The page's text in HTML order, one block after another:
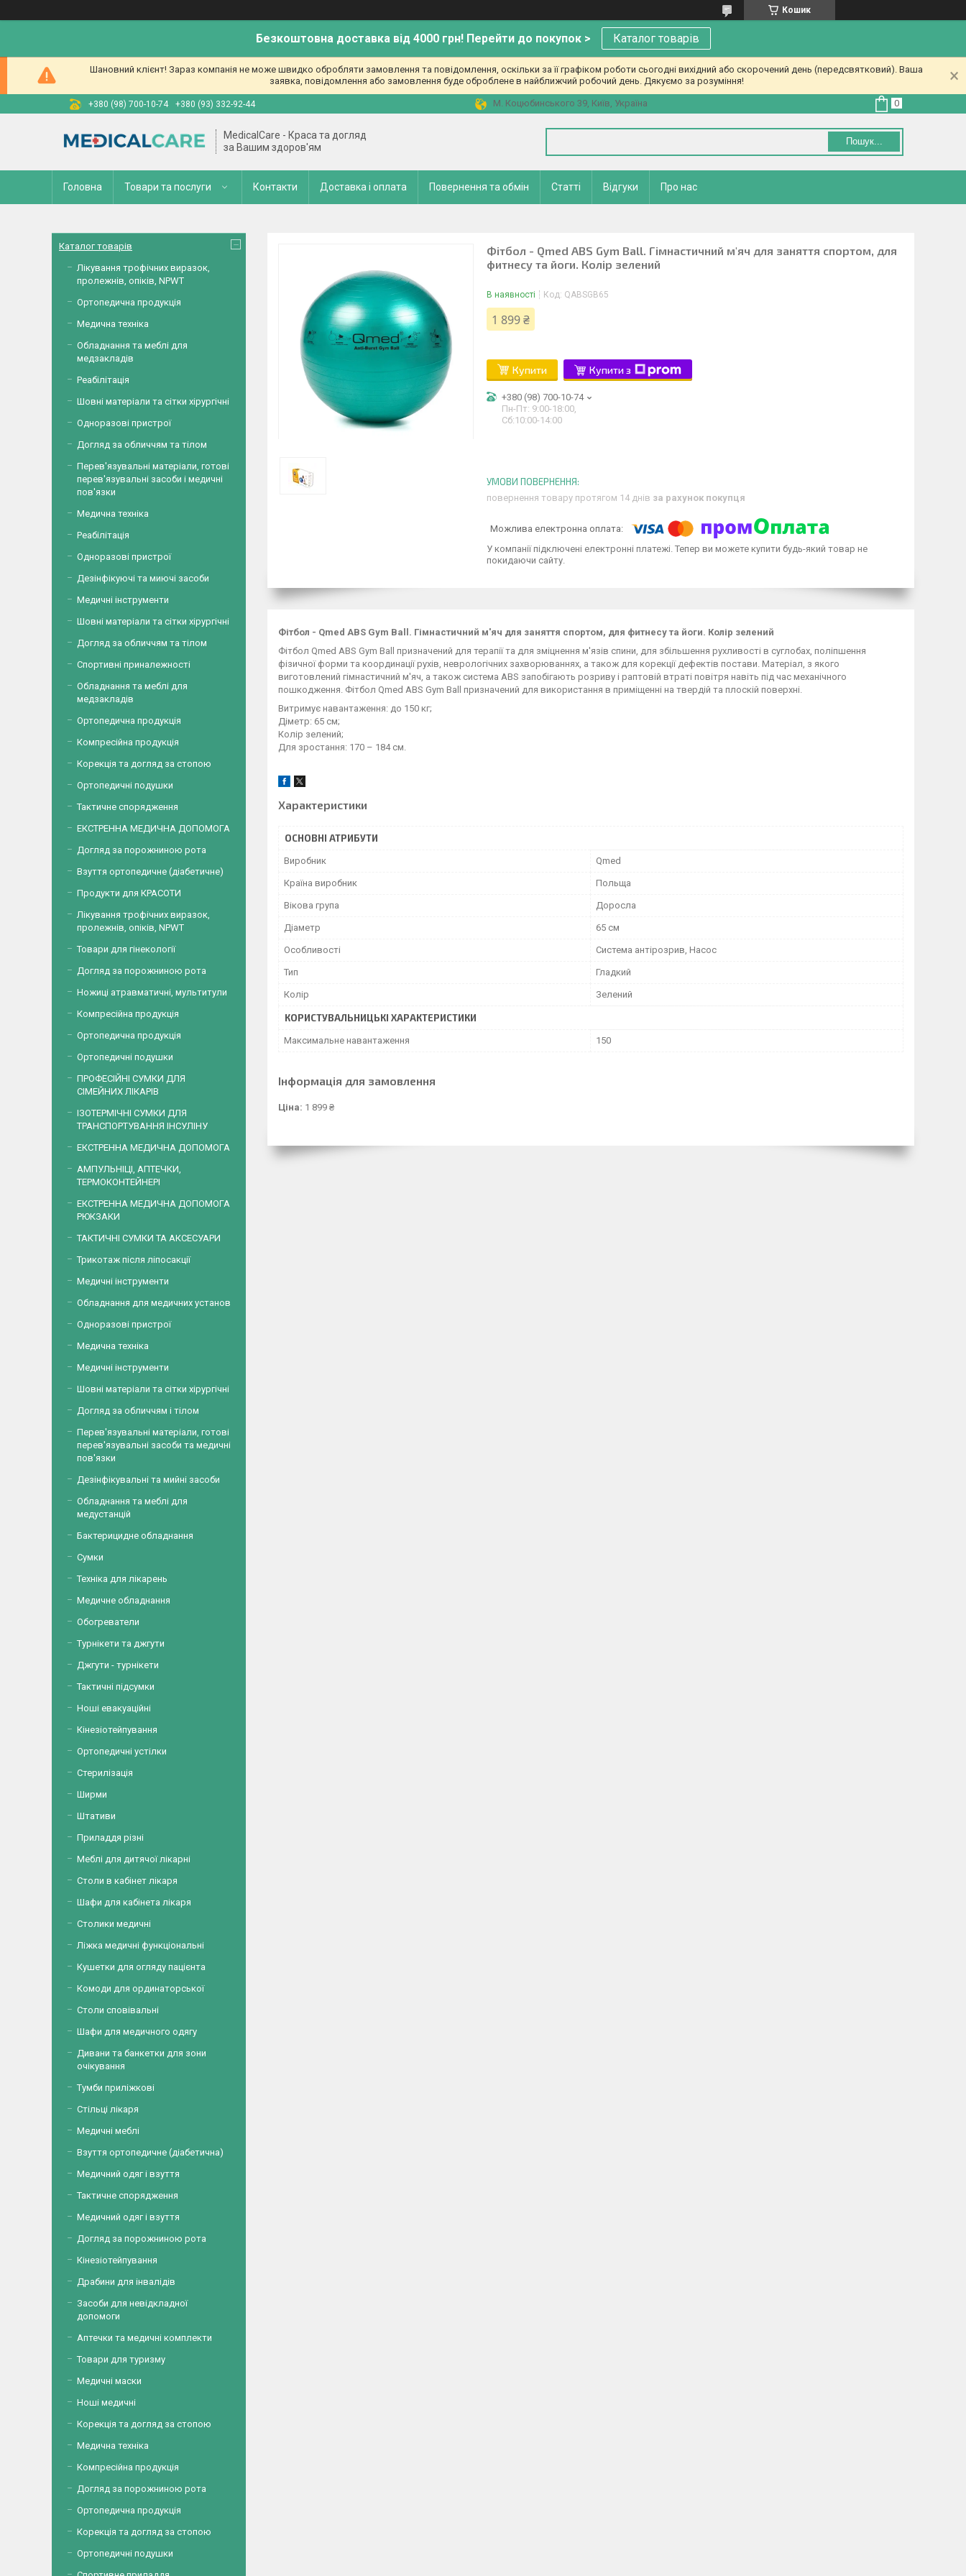
Кошик
Безкоштовна доставка від 4000 грн! Перейти до покупок > Каталог товарів
Шановний клієнт! Зараз компанія не може швидко обробляти замовлення та повідомлення, оскільки за її графіком роботи сьогодні вихідний або скорочений день (передсвятковий). Ваша
заявка, повідомлення або замовлення буде оброблене в найближчий робочий день. Дякуємо за розуміння!
+380 (98) 700-10-74 +380 (93) 332-92-44 М. Коцюбинського 39, Київ, Україна
MedicalCare - Краса та догляд
за Вашим здоров'ям
Пошук...
Головна Товари та послуги Контакти Доставка і оплата Повернення та обмін Статті Відгуки Про нас
Фітбол - Qmed ABS Gym Ball. Гімнастичний м'яч для заняття спортом, для
фитнесу та йоги. Колір зелений
В наявності Код: QABSGB65
1 899 ₴
Купити Купити з
+380 (98) 700-10-74
Пн-Пт: 9:00-18:00,
Сб:10:00-14:00
повернення товару протягом 14 днів за рахунок покупця
У компанії підключені електронні платежі. Тепер ви можете купити будь-який товар не
покидаючи сайту.
Фітбол - Qmed ABS Gym Ball. Гімнастичний м'яч для заняття спортом, для фитнесу та йоги. Колір зелений
Фітбол Qmed ABS Gym Ball призначений для терапії та для зміцнення м'язів спини, для збільшення рухливості в суглобах, поліпшення
фізичної форми та координації рухів, неврологічних захворюваннях, а також для корекції дефектів постави. Матеріал, з якого
виготовлений гімнастичний м'яч, а також система ABS запобігають розриву і раптовій втраті повітря навіть під час механічного
пошкодження. Фітбол Qmed ABS Gym Ball призначений для використання в приміщенні на твердій та плоскій поверхні.
Витримує навантаження: до 150 кг;
Діметр: 65 см;
Колір зелений;
Для зростання: 170 – 184 см.
Характеристики
ОСНОВНІ АТРИБУТИ
Виробник Qmed
Країна виробник Польща
Вікова група Доросла
Діаметр 65 см
Особливості Система антірозрив, Насос
Тип Гладкий
Колір Зелений
КОРИСТУВАЛЬНИЦЬКІ ХАРАКТЕРИСТИКИ
Максимальне навантаження 150
Інформація для замовлення
Ціна: 1 899 ₴
Каталог товарів
Лікування трофічних виразок,
пролежнів, опіків, NPWT
Ортопедична продукція
Медична техніка
Обладнання та меблі для
медзакладів
Реабілітація
Шовні матеріали та сітки хірургічні
Одноразові пристрої
Догляд за обличчям та тілом
Перев'язувальні матеріали, готові
перев'язувальні засоби і медичні
пов'язки
Медична техніка
Реабілітація
Одноразові пристрої
Дезінфікуючі та миючі засоби
Медичні інструменти
Шовні матеріали та сітки хірургічні
Догляд за обличчям та тілом
Спортивні приналежності
Обладнання та меблі для
медзакладів
Ортопедична продукція
Компресійна продукція
Корекція та догляд за стопою
Ортопедичні подушки
Тактичне спорядження
ЕКСТРЕННА МЕДИЧНА ДОПОМОГА
Догляд за порожниною рота
Взуття ортопедичне (діабетичне)
Продукти для КРАСОТИ
Лікування трофічних виразок,
пролежнів, опіків, NPWT
Товари для гінекології
Догляд за порожниною рота
Ножиці атравматичні, мультитули
Компресійна продукція
Ортопедична продукція
Ортопедичні подушки
ПРОФЕСІЙНІ СУМКИ ДЛЯ
СІМЕЙНИХ ЛІКАРІВ
ІЗОТЕРМІЧНІ СУМКИ ДЛЯ
ТРАНСПОРТУВАННЯ ІНСУЛІНУ
ЕКСТРЕННА МЕДИЧНА ДОПОМОГА
АМПУЛЬНІЦІ, АПТЕЧКИ,
ТЕРМОКОНТЕЙНЕРІ
ЕКСТРЕННА МЕДИЧНА ДОПОМОГА
РЮКЗАКИ
ТАКТИЧНІ СУМКИ ТА АКСЕСУАРИ
Трикотаж після ліпосакції
Медичні інструменти
Обладнання для медичних установ
Одноразові пристрої
Медична техніка
Медичні інструменти
Шовні матеріали та сітки хірургічні
Догляд за обличчям і тілом
Перев'язувальні матеріали, готові
перев'язувальні засоби та медичні
пов'язки
Дезінфікувальні та мийні засоби
Обладнання та меблі для
медустанцій
Бактерицидне обладнання
Сумки
Техніка для лікарень
Медичне обладнання
Обогреватели
Турнікети та джгути
Джгути - турнікети
Тактичні підсумки
Ноші евакуаційні
Кінезіотейпування
Ортопедичні устілки
Стерилізація
Ширми
Штативи
Приладдя різні
Меблі для дитячої лікарні
Столи в кабінет лікаря
Шафи для кабінета лікаря
Столики медичні
Ліжка медичні функціональні
Кушетки для огляду пацієнта
Комоди для ординаторської
Столи сповівальні
Шафи для медичного одягу
Дивани та банкетки для зони
очікування
Тумби приліжкові
Стільці лікаря
Медичні меблі
Взуття ортопедичне (діабетична)
Медичний одяг і взуття
Тактичне спорядження
Медичний одяг і взуття
Догляд за порожниною рота
Кінезіотейпування
Драбини для інвалідів
Засоби для невідкладної
допомоги
Аптечки та медичні комплекти
Товари для туризму
Медичні маски
Ноші медичні
Корекція та догляд за стопою
Медична техніка
Компресійна продукція
Догляд за порожниною рота
Ортопедична продукція
Корекція та догляд за стопою
Ортопедичні подушки